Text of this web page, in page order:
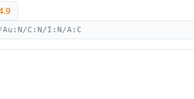
Au:N/C:N/I:N/A:C